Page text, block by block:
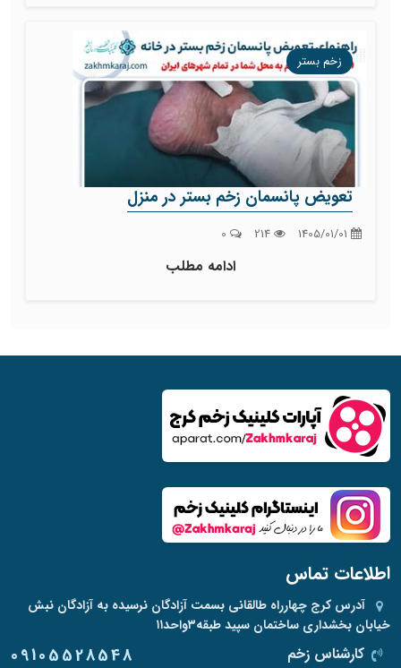
زخم بستر
تعویض پانسمان زخم بستر در منزل
ادامه مطلب
اطلاعات تماس
آدرس کرج چهارراه طالقانی بسمت آزادگان نرسیده به آزادگان نبش
خیابان بخشداری ساختمان سپید طبقه۳واحد۱۱
کارشناس زخم 09105528548